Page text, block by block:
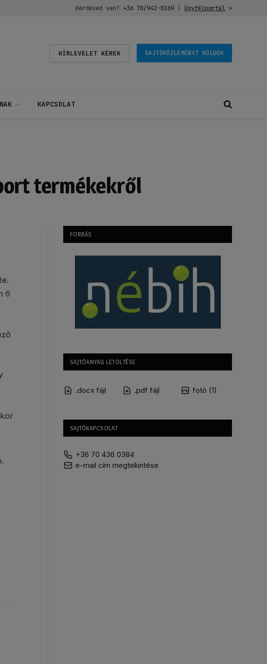
Kérdésed van? +36 70/942-8269| Ügyfélportál»
HÍRLEVELET KÉREK SAJTÓKÖZLEMÉNYT KÜLDÖK
KAPCSOLAT
termékekről
6
FORRÁS
SAJTÓANYAG LETÖLTÉSE
.docx fájl .pdf fájl fotó (1)
SAJTÓKAPCSOLAT
+36 70 436 0384
e-mail cím megtekintése